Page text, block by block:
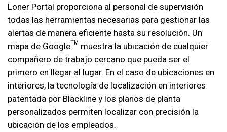
Loner Portal proporciona al personal de supervisión
todas las herramientas necesarias para gestionar las
alertas de manera eficiente hasta su resolución. Un
mapa de Google™ muestra la ubicación de cualquier
compañero de trabajo cercano que pueda ser el
primero en llegar al lugar. En el caso de ubicaciones en
interiores, la tecnología de localización en interiores
patentada por Blackline y los planos de planta
personalizados permiten localizar con precisión la
ubicación de los empleados.